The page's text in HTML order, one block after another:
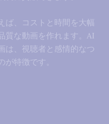
ば、コストと時間を大幅
質な動画を作れます。AI
は、視聴者と感情的なつ
特徴です。